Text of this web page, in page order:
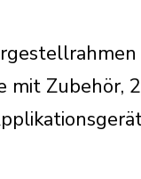
Zubehör,